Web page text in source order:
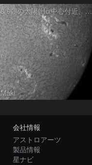
8/6朝の太陽(Hα中心付近、4498、4502付近)
Maki
会社情報
アストロアーツ
製品情報
星ナビ